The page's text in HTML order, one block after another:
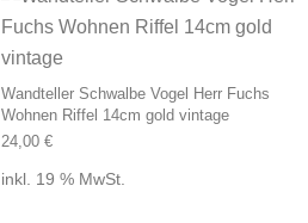
Wandteller Schwalbe Vogel Herr Fuchs
Wohnen Riffel 14cm gold vintage
24,00 €
inkl. 19 % MwSt.